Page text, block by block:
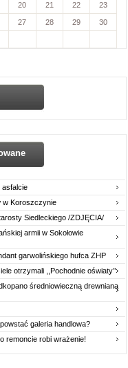
20 21 22 23
27 28 29 30
asfalcie
w Koroszczynie
Siedleckiego /ZDJĘCIA/
armii w Sokołowie
garwolińskiego hufca ZHP
otrzymali ,,Pochodnie oświaty’’
średniowieczną drewnianą
galeria handlowa?
remoncie robi wrażenie!